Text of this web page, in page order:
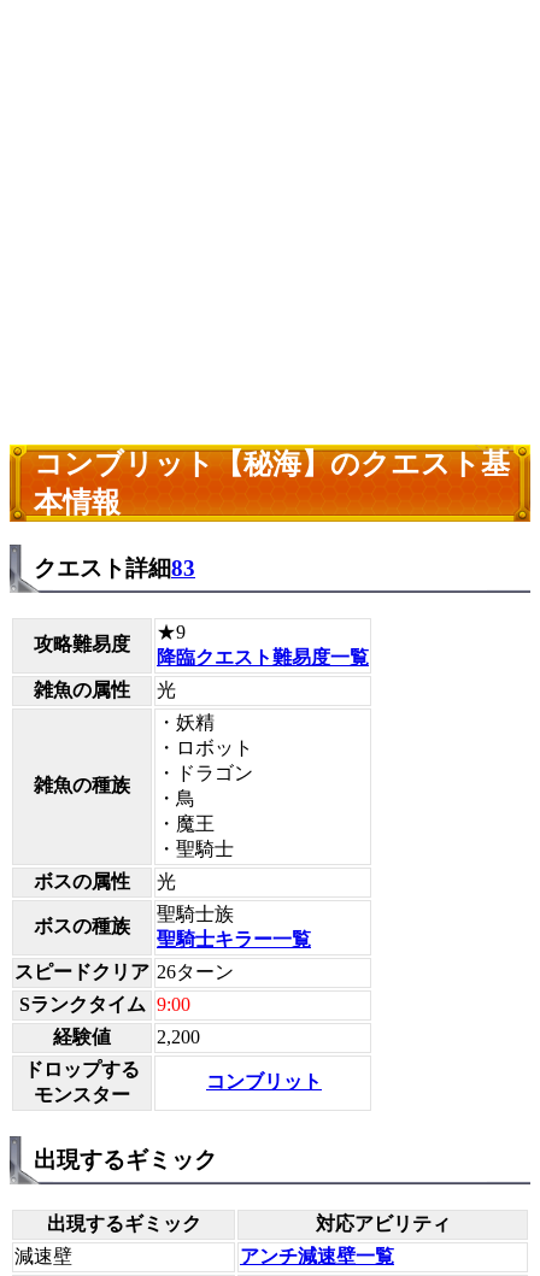
コンブリット【秘海】のクエスト基
本情報
クエスト詳細83
攻略難易度
★9
降臨クエスト難易度一覧
雑魚の属性
光
雑魚の種族
・妖精
・ロボット
・ドラゴン
・鳥
・魔王
・聖騎士
ボスの属性
光
ボスの種族
聖騎士族
聖騎士キラー一覧
スピードクリア 26ターン
Sランクタイム 9:00
経験値
2,200
ドロップする
モンスター
コンブリット
出現するギミック
出現するギミック
対応アビリティ
減速壁
アンチ減速壁一覧